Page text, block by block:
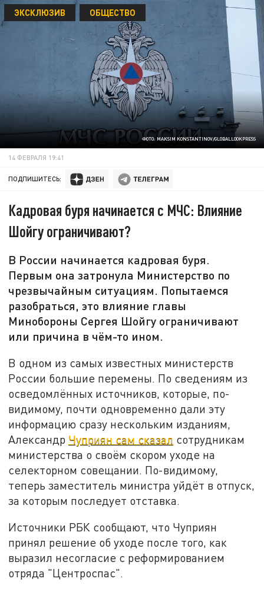
ФОТО: MAKSIM KONSTANTINOV/GLOBALLOOKPRESS
ЭКСКЛЮЗИВ ОБЩЕСТВО
14 ФЕВРАЛЯ 19:41
ПОДПИШИТЕСЬ:
Кадровая буря начинается с МЧС: Влияние
Шойгу ограничивают?
В России начинается кадровая буря.
Первым она затронула Министерство по
чрезвычайным ситуациям. Попытаемся
разобраться, это влияние главы
Минобороны Сергея Шойгу ограничивают
или причина в чём-то ином.
В одном из самых известных министерств
России большие перемены. По сведениям из
осведомлённых источников, которые, по-
видимому, почти одновременно дали эту
информацию сразу нескольким изданиям,
Александр Чуприян сам сказал сотрудникам
министерства о своём скором уходе на
селекторном совещании. По-видимому,
теперь заместитель министра уйдёт в отпуск,
за которым последует отставка.
Источники PБК сообщают, что Чуприян
принял решение об уходе после того, как
выразил несогласие с реформированием
отряда "Центроспас".